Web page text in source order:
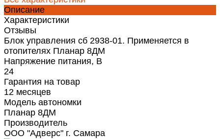
Описание
Характеристики
Отзывы
Блок управления сб 2938-01. Применяется в
отопителях Планар 8ДМ
Напряжение питания, В
24
Гарантия на товар
12 месяцев
Модель автономки
Планар 8ДМ
Производитель
ООО "Адверс" г. Самара